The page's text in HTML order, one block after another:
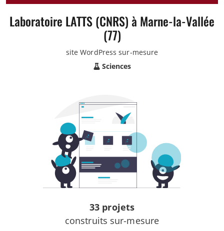
Laboratoire LATTS (CNRS) à Marne-la-Vallée
(77)
site WordPress sur-mesure
Sciences
33 projets
construits sur-mesure